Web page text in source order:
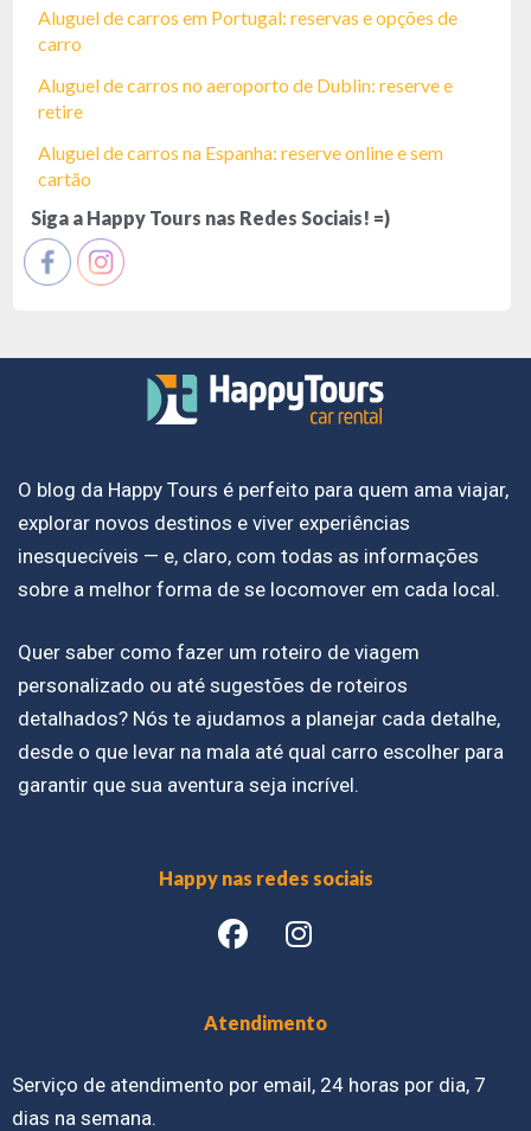
Aluguel de carros em Portugal: reservas e opções de
carro
Aluguel de carros no aeroporto de Dublin: reserve e
retire
Aluguel de carros na Espanha: reserve online e sem
cartão
Siga a Happy Tours nas Redes Sociais! =)
O blog da Happy Tours é perfeito para quem ama viajar,
explorar novos destinos e viver experiências
inesquecíveis — e, claro, com todas as informações
sobre a melhor forma de se locomover em cada local.
Quer saber como fazer um roteiro de viagem
personalizado ou até sugestões de roteiros
detalhados? Nós te ajudamos a planejar cada detalhe,
desde o que levar na mala até qual carro escolher para
garantir que sua aventura seja incrível.
Happy nas redes sociais
Atendimento
Serviço de atendimento por email, 24 horas por dia, 7
dias na semana.